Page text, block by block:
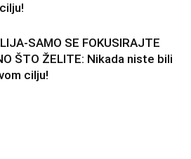
SAMO SE FOKUSIRAJTE
ŠTO ŽELITE: Nikada niste bili
cilju!